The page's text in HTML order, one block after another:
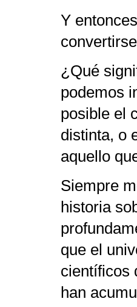
Y
¿Qué
podemos
posible el
distinta, o
aquello
Siempre
historia
que el
científicos
han